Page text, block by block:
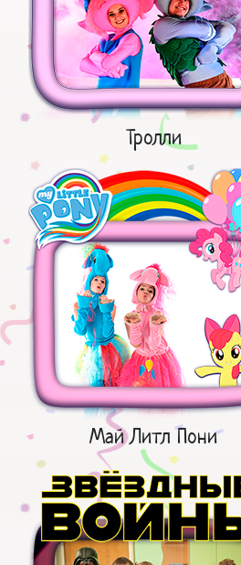
Тролли
Май Литл Пони